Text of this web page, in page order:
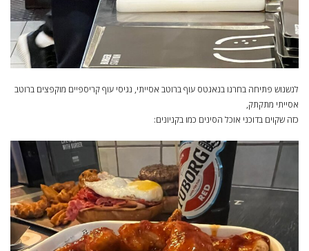
לנשנוש פתיחה בחרנו בנאגטס עוף ברוטב אסייתי, נגיסי עוף קריספיים מוקפצים ברוטב
אסייתי מתקתק,
כזה שקוים בדוכני אוכל הסינים כמו בקניונים: